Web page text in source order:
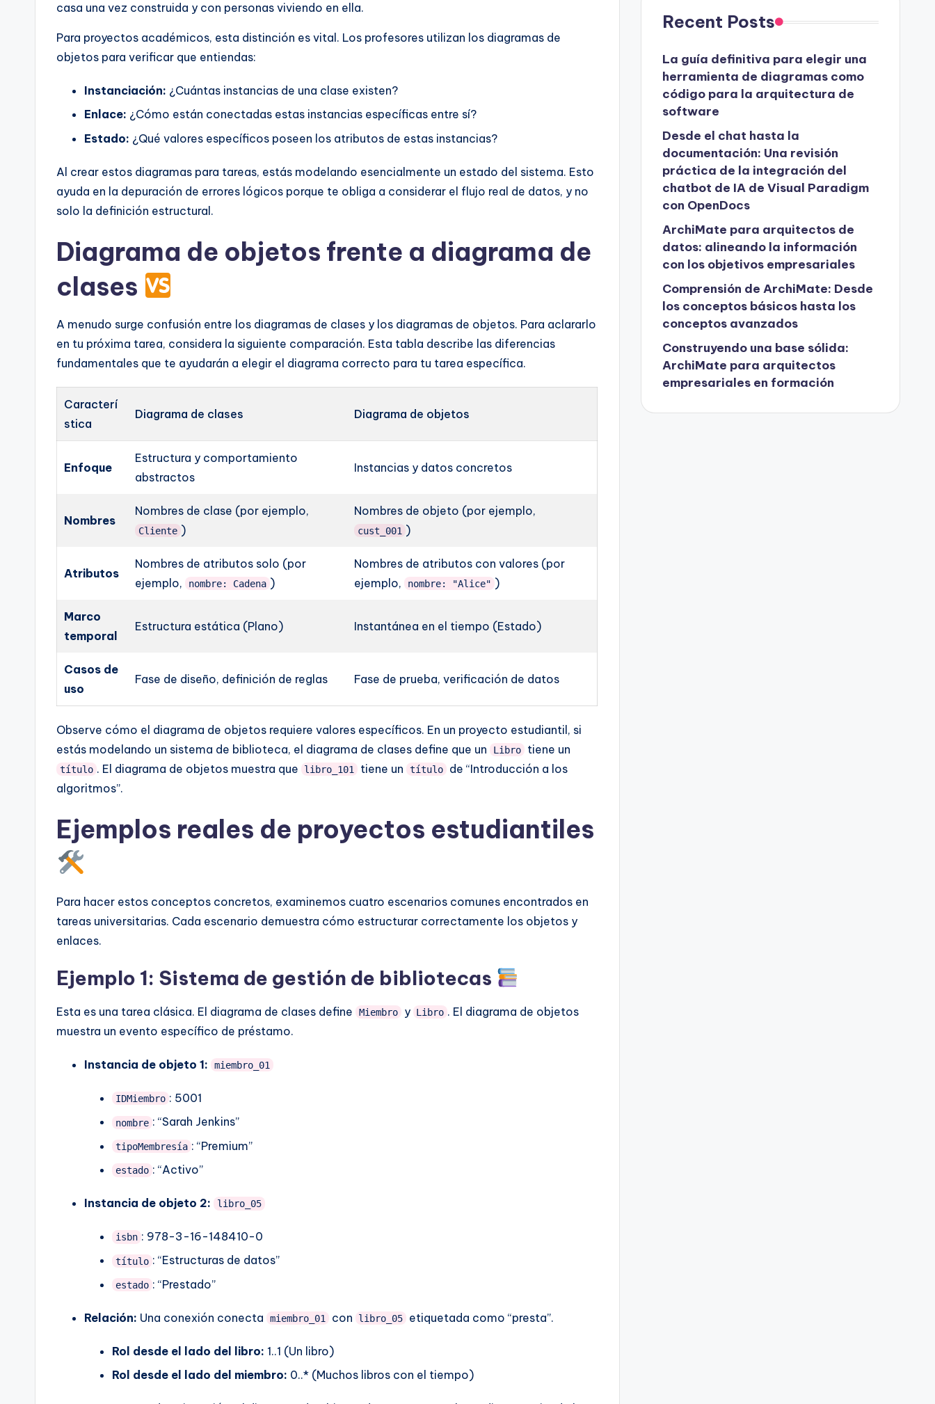
casa una vez construida y con personas viviendo en ella.
Para proyectos académicos, esta distinción es vital. Los profesores utilizan los diagramas de
objetos para verificar que entiendas:
Instanciación: ¿Cuántas instancias de una clase existen?
Enlace: ¿Cómo están conectadas estas instancias específicas entre sí?
Estado: ¿Qué valores específicos poseen los atributos de estas instancias?
Al crear estos diagramas para tareas, estás modelando esencialmente un estado del sistema. Esto
ayuda en la depuración de errores lógicos porque te obliga a considerar el flujo real de datos, y no
solo la definición estructural.
Diagrama de objetos frente a diagrama de
clases
A menudo surge confusión entre los diagramas de clases y los diagramas de objetos. Para aclararlo
en tu próxima tarea, considera la siguiente comparación. Esta tabla describe las diferencias
fundamentales que te ayudarán a elegir el diagrama correcto para tu tarea específica.
Caracterí
stica
Diagrama de clases Diagrama de objetos
Enfoque
Estructura y comportamiento
abstractos
Instancias y datos concretos
Nombres
Nombres de clase (por ejemplo,
Cliente )
Nombres de objeto (por ejemplo,
cust_001 )
Atributos
Nombres de atributos solo (por
ejemplo,
nombre: Cadena )
Nombres de atributos con valores (por
ejemplo,
nombre: "Alice" )
Marco
temporal
Estructura estática (Plano) Instantánea en el tiempo (Estado)
Casos de
uso
Fase de diseño, definición de reglas Fase de prueba, verificación de datos
Observe cómo el diagrama de objetos requiere valores específicos. En un proyecto estudiantil, si
estás modelando un sistema de biblioteca, el diagrama de clases define que un
Libro tiene un
título . El diagrama de objetos muestra que libro_101 tiene un título
de “Introducción a los
algoritmos”.
Ejemplos reales de proyectos estudiantiles
Para hacer estos conceptos concretos, examinemos cuatro escenarios comunes encontrados en
tareas universitarias. Cada escenario demuestra cómo estructurar correctamente los objetos y
enlaces.
Ejemplo 1: Sistema de gestión de bibliotecas
Esta es una tarea clásica. El diagrama de clases define Miembro y Libro . El diagrama de objetos
muestra un evento específico de préstamo.
Instancia de objeto 1: miembro_01
IDMiembro : 5001
nombre : “Sarah Jenkins”
tipoMembresía : “Premium”
estado : “Activo”
Instancia de objeto 2: libro_05
isbn : 978-3-16-148410-0
título : “Estructuras de datos”
estado : “Prestado”
Relación: Una conexión conecta miembro_01 con libro_05 etiquetada como “presta”.
Rol desde el lado del libro: 1..1 (Un libro)
Rol desde el lado del miembro: 0..* (Muchos libros con el tiempo)
Recent Posts
La guía definitiva para elegir una
herramienta de diagramas como
código para la arquitectura de
software
Desde el chat hasta la
documentación: Una revisión
práctica de la integración del
chatbot de IA de Visual Paradigm
con OpenDocs
ArchiMate para arquitectos de
datos: alineando la información
con los objetivos empresariales
Comprensión de ArchiMate: Desde
los conceptos básicos hasta los
conceptos avanzados
Construyendo una base sólida:
ArchiMate para arquitectos
empresariales en formación